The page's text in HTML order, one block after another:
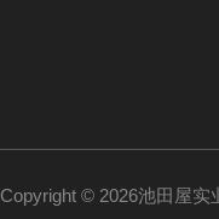
Copyright © 2026池田屋